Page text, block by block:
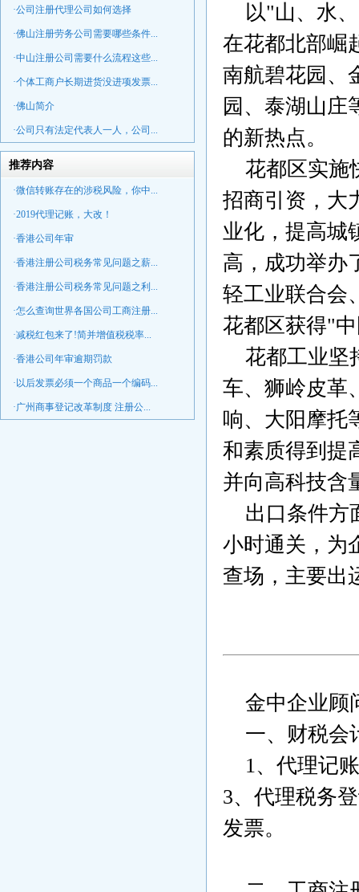
·公司注册代理公司如何选择
·佛山注册劳务公司需要哪些条件...
·中山注册公司需要什么流程这些...
·个体工商户长期进货没进项发票...
·佛山简介
·公司只有法定代表人一人，公司...
推荐内容
·微信转账存在的涉税风险，你中...
·2019代理记账，大改！
·香港公司年审
·香港注册公司税务常见问题之薪...
·香港注册公司税务常见问题之利...
·怎么查询世界各国公司工商注册...
·减税红包来了!简并增值税税率...
·香港公司年审逾期罚款
·以后发票必须一个商品一个编码...
·广州商事登记改革制度 注册公...
以"山、水
在花都北部崛
南航碧花园、
园、泰湖山庄
的新热点。
花都区实施
招商引资，大
业化，提高城
高，成功举办
轻工业联合会
花都区获得"
花都工业坚
车、狮岭皮革
响、大阳摩托
和素质得到提
并向高科技含
出口条件方
小时通关，为
查场，主要出
金中企业顾
一、财税会
1、代理记
3、代理税务
发票。